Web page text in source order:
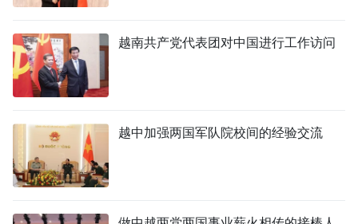
越南共产党代表团对中国进行工作访问
越中加强两国军队院校间的经验交流